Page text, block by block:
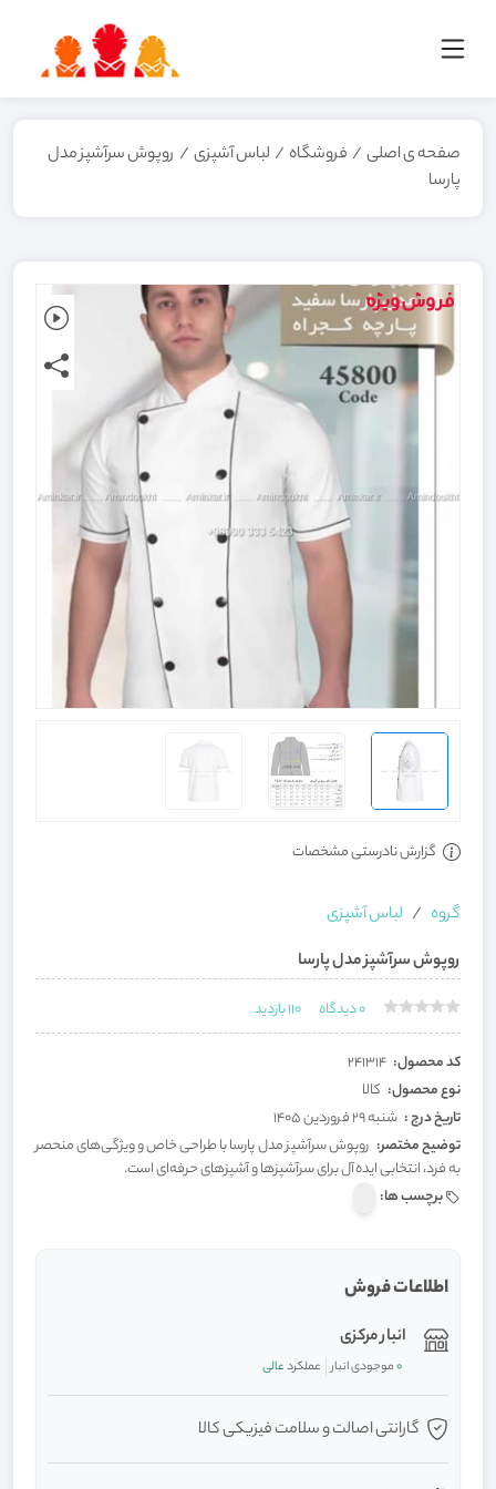
صفحه ی اصلی / فروشگاه / لباس آشپزی / روپوش سرآشپز مدل
پارسا
گزارش نادرستی مشخصات
گروه
لباس آشپزی
روپوش سرآشپز مدل پارسا
0دیدگاه 110بازدید
کد محصول: 241314
نوع محصول: کالا
تاریخ درج : شنبه 29 فروردین 1405
توضیح مختصر: روپوش سرآشپز مدل پارسا با طراحی خاص و ویژگی‌های منحصر
به فرد، انتخابی ایده‌آل برای سرآشپزها و آشپزهای حرفه‌ای است.
برچسب ها:
اطلاعات فروش
انبار مرکزی
0موجودی انبار عملکردعالی
گارانتی اصالت و سلامت فیزیکی کالا